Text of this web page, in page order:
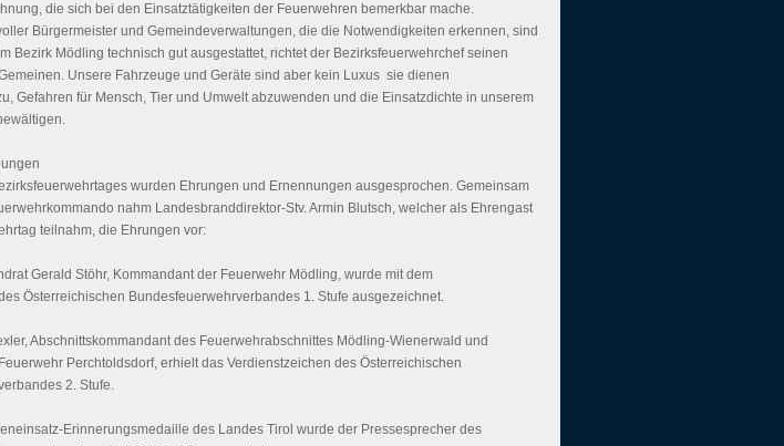
die sich bei den Einsatztätigkeiten der Feuerwehren bemerkbar mache.
Bürgermeister und Gemeindeverwaltungen, die die Notwendigkeiten erkennen, sind
Bezirk Mödling technisch gut ausgestattet, richtet der Bezirksfeuerwehrchef seinen
Unsere Fahrzeuge und Geräte sind aber kein Luxus  sie dienen
Gefahren für Mensch, Tier und Umwelt abzuwenden und die Einsatzdichte in unserem
wurden Ehrungen und Ernennungen ausgesprochen. Gemeinsam
nahm Landesbranddirektor-Stv. Armin Blutsch, welcher als Ehrengast
teilnahm, die Ehrungen vor:
Gerald Stöhr, Kommandant der Feuerwehr Mödling, wurde mit dem
Österreichischen Bundesfeuerwehrverbandes 1. Stufe ausgezeichnet.
Abschnittskommandant des Feuerwehrabschnittes Mödling-Wienerwald und
Perchtoldsdorf, erhielt das Verdienstzeichen des Österreichischen
2. Stufe.
Erinnerungsmedaille des Landes Tirol wurde der Pressesprecher des